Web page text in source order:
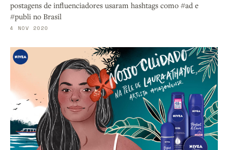
postagens de influenciadores usaram hashtags como #ad e
#publi no Brasil
4 NOV 2020